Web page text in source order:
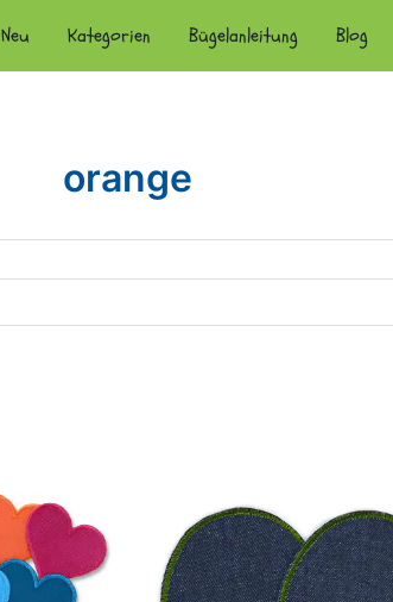
Neu Kategorien Bügelanleitung Blog
orange